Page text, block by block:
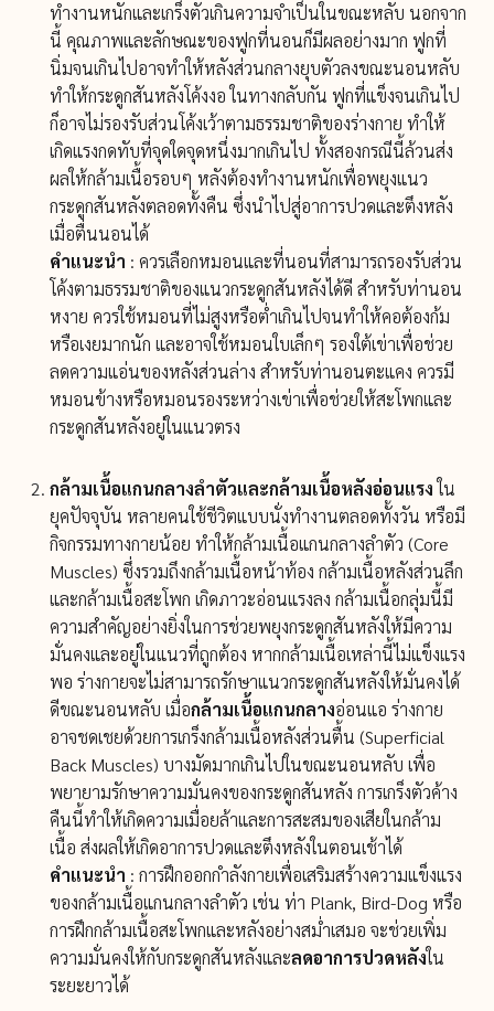
ทำงานหนักและเกร็งตัวเกินความจำเป็นในขณะหลับ นอกจาก
นี้ คุณภาพและลักษณะของฟูกที่นอนก็มีผลอย่างมาก ฟูกที่
นิ่มจนเกินไปอาจทำให้หลังส่วนกลางยุบตัวลงขณะนอนหลับ
ทำให้กระดูกสันหลังโค้งงอ ในทางกลับกัน ฟูกที่แข็งจนเกินไป
ก็อาจไม่รองรับส่วนโค้งเว้าตามธรรมชาติของร่างกาย ทำให้
เกิดแรงกดทับที่จุดใดจุดหนึ่งมากเกินไป ทั้งสองกรณีนี้ล้วนส่ง
ผลให้กล้ามเนื้อรอบๆ หลังต้องทำงานหนักเพื่อพยุงแนว
กระดูกสันหลังตลอดทั้งคืน ซึ่งนำไปสู่อาการปวดและตึงหลัง
เมื่อตื่นนอนได้
คำแนะนำ : ควรเลือกหมอนและที่นอนที่สามารถรองรับส่วน
โค้งตามธรรมชาติของแนวกระดูกสันหลังได้ดี สำหรับท่านอน
หงาย ควรใช้หมอนที่ไม่สูงหรือต่ำเกินไปจนทำให้คอต้องก้ม
หรือเงยมากนัก และอาจใช้หมอนใบเล็กๆ รองใต้เข่าเพื่อช่วย
ลดความแอ่นของหลังส่วนล่าง สำหรับท่านอนตะแคง ควรมี
หมอนข้างหรือหมอนรองระหว่างเข่าเพื่อช่วยให้สะโพกและ
กระดูกสันหลังอยู่ในแนวตรง
กล้ามเนื้อแกนกลางลำตัวและกล้ามเนื้อหลังอ่อนแรงใน
ยุคปัจจุบัน หลายคนใช้ชีวิตแบบนั่งทำงานตลอดทั้งวัน หรือมี
กิจกรรมทางกายน้อย ทำให้กล้ามเนื้อแกนกลางลำตัว (Core
Muscles) ซึ่งรวมถึงกล้ามเนื้อหน้าท้อง กล้ามเนื้อหลังส่วนลึก
และกล้ามเนื้อสะโพก เกิดภาวะอ่อนแรงลง กล้ามเนื้อกลุ่มนี้มี
ความสำคัญอย่างยิ่งในการช่วยพยุงกระดูกสันหลังให้มีความ
มั่นคงและอยู่ในแนวที่ถูกต้อง หากกล้ามเนื้อเหล่านี้ไม่แข็งแรง
พอ ร่างกายจะไม่สามารถรักษาแนวกระดูกสันหลังให้มั่นคงได้
ดีขณะนอนหลับ เมื่อกล้ามเนื้อแกนกลางอ่อนแอ ร่างกาย
อาจชดเชยด้วยการเกร็งกล้ามเนื้อหลังส่วนตื้น (Superficial
Back Muscles) บางมัดมากเกินไปในขณะนอนหลับ เพื่อ
พยายามรักษาความมั่นคงของกระดูกสันหลัง การเกร็งตัวค้าง
คืนนี้ทำให้เกิดความเมื่อยล้าและการสะสมของเสียในกล้าม
เนื้อ ส่งผลให้เกิดอาการปวดและตึงหลังในตอนเช้าได้
คำแนะนำ : การฝึกออกกำลังกายเพื่อเสริมสร้างความแข็งแรง
ของกล้ามเนื้อแกนกลางลำตัว เช่น ท่า Plank, Bird-Dog หรือ
การฝึกกล้ามเนื้อสะโพกและหลังอย่างสม่ำเสมอ จะช่วยเพิ่ม
ความมั่นคงให้กับกระดูกสันหลังและลดอาการปวดหลังใน
ระยะยาวได้